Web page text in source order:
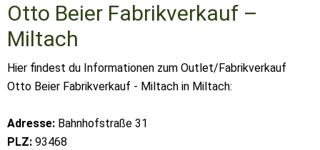
Otto Beier Fabrikverkauf –
Miltach
Hier findest du Informationen zum Outlet/Fabrikverkauf
Otto Beier Fabrikverkauf - Miltach in Miltach:
Adresse: Bahnhofstraße 31
PLZ: 93468